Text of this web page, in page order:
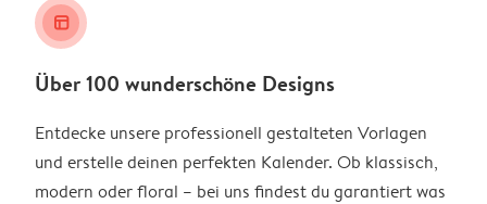
layout_alt
Über 100 wunderschöne Designs
Entdecke unsere professionell gestalteten Vorlagen
und erstelle deinen perfekten Kalender. Ob klassisch,
modern oder floral – bei uns findest du garantiert was